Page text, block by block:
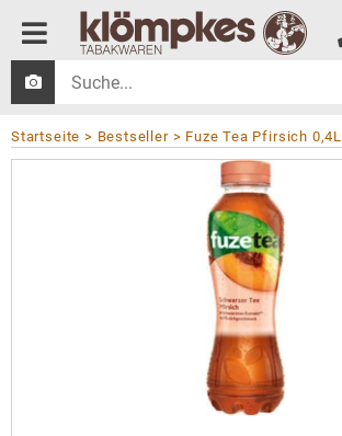
Startseite Bestseller Fuze Tea Pfirsich 0,4L